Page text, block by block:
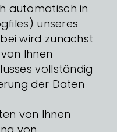
automatisch in
unseres
wird zunächst
Ihnen
vollständig
der Daten
von Ihnen